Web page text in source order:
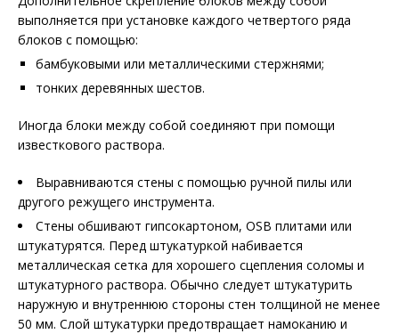
выполняется при установке каждого четвертого ряда
блоков с помощью:
бамбуковыми или металлическими стержнями;
тонких деревянных шестов.
Иногда блоки между собой соединяют при помощи
известкового раствора.
Выравниваются стены с помощью ручной пилы или
другого режущего инструмента.
Стены обшивают гипсокартоном, ОSB плитами или
штукатурятся. Перед штукатуркой набивается
металлическая сетка для хорошего сцепления соломы и
штукатурного раствора. Обычно следует штукатурить
наружную и внутреннюю стороны стен толщиной не менее
50 мм. Слой штукатурки предотвращает намоканию и